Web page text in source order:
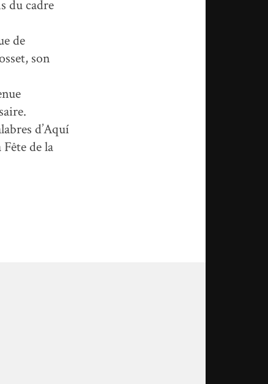
du cadre
de
son
d’Aquí
de la